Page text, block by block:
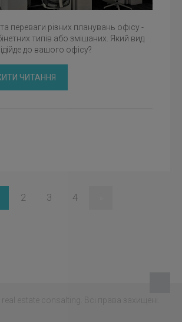
переваги різних планувань офісу -
типів або змішаних. Який вид
до вашого офісу?
ЧИТАННЯ
2 3 4
estate consalting. Всі права захищені.